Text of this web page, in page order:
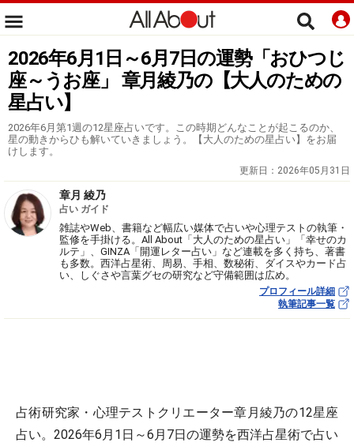
2026年6月1日～6月7日の運勢「おひつじ
座～うお座」 章月綾乃の【大人のための
星占い】
2026年6月第1週の12星座占いです。この時期どんなことが起こるのか、
星の動きからひも解いていきましょう。【大人のための星占い】をお届
けします。
更新日： 2026年05月31日
章月 綾乃
占い ガイド
雑誌やWeb、書籍など幅広い媒体で占いや心理テストの執筆・
監修を手掛ける。All About「大人のための星占い」「幸せのカ
ルテ」、GINZA「開運レター占い」など連載を多く持ち、著書
も多数。西洋占星術、周易、手相、数秘術、ダイスやカード占
い、しぐさや言葉グセの研究など守備範囲は広め。
プロフィール詳細
執筆記事一覧
占術研究家・心理テストクリエーター章月綾乃の12星座
占い。2026年6月1日～6月7日の運勢を西洋占星術で占い